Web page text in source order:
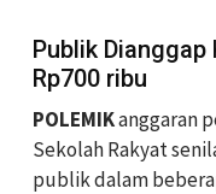
Publik
Rp700 ribu
POLEMIKanggaran
Sekolah Rakyat
publik dalam